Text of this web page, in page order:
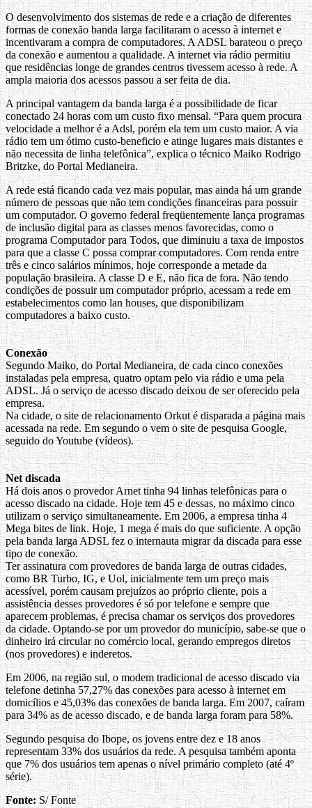
O desenvolvimento dos sistemas de rede e a criação de diferentes
formas de conexão banda larga facilitaram o acesso à internet e
incentivaram a compra de computadores. A ADSL barateou o preço
da conexão e aumentou a qualidade. A internet via rádio permitiu
que residências longe de grandes centros tivessem acesso à rede. A
ampla maioria dos acessos passou a ser feita de dia.
A principal vantagem da banda larga é a possibilidade de ficar
conectado 24 horas com um custo fixo mensal. “Para quem procura
velocidade a melhor é a Adsl, porém ela tem um custo maior. A via
rádio tem um ótimo custo-beneficio e atinge lugares mais distantes e
não necessita de linha telefônica”, explica o técnico Maiko Rodrigo
Britzke, do Portal Medianeira.
A rede está ficando cada vez mais popular, mas ainda há um grande
número de pessoas que não tem condições financeiras para possuir
um computador. O governo federal freqüentemente lança programas
de inclusão digital para as classes menos favorecidas, como o
programa Computador para Todos, que diminuiu a taxa de impostos
para que a classe C possa comprar computadores. Com renda entre
três e cinco salários mínimos, hoje corresponde a metade da
população brasileira. A classe D e E, não fica de fora. Não tendo
condições de possuir um computador próprio, acessam a rede em
estabelecimentos como lan houses, que disponibilizam
computadores a baixo custo.
Conexão
Segundo Maiko, do Portal Medianeira, de cada cinco conexões
instaladas pela empresa, quatro optam pelo via rádio e uma pela
ADSL. Já o serviço de acesso discado deixou de ser oferecido pela
empresa.
Na cidade, o site de relacionamento Orkut é disparada a página mais
acessada na rede. Em segundo o vem o site de pesquisa Google,
seguido do Youtube (vídeos).
Net discada
Há dois anos o provedor Arnet tinha 94 linhas telefônicas para o
acesso discado na cidade. Hoje tem 45 e dessas, no máximo cinco
utilizam o serviço simultaneamente. Em 2006, a empresa tinha 4
Mega bites de link. Hoje, 1 mega é mais do que suficiente. A opção
pela banda larga ADSL fez o internauta migrar da discada para esse
tipo de conexão.
Ter assinatura com provedores de banda larga de outras cidades,
como BR Turbo, IG, e Uol, inicialmente tem um preço mais
acessível, porém causam prejuízos ao próprio cliente, pois a
assistência desses provedores é só por telefone e sempre que
aparecem problemas, é precisa chamar os serviços dos provedores
da cidade. Optando-se por um provedor do município, sabe-se que o
dinheiro irá circular no comércio local, gerando empregos diretos
(nos provedores) e inderetos.
Em 2006, na região sul, o modem tradicional de acesso discado via
telefone detinha 57,27% das conexões para acesso à internet em
domicílios e 45,03% das conexões de banda larga. Em 2007, caíram
para 34% as de acesso discado, e de banda larga foram para 58%.
Segundo pesquisa do Ibope, os jovens entre dez e 18 anos
representam 33% dos usuários da rede. A pesquisa também aponta
que 7% dos usuários tem apenas o nível primário completo (até 4º
série).
Fonte:S/ Fonte